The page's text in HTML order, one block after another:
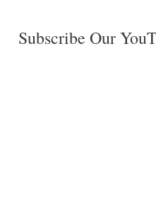
Subscribe Our